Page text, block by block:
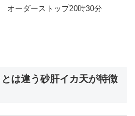
オーダーストップ20時30分
は違う砂肝イカ天が特徴